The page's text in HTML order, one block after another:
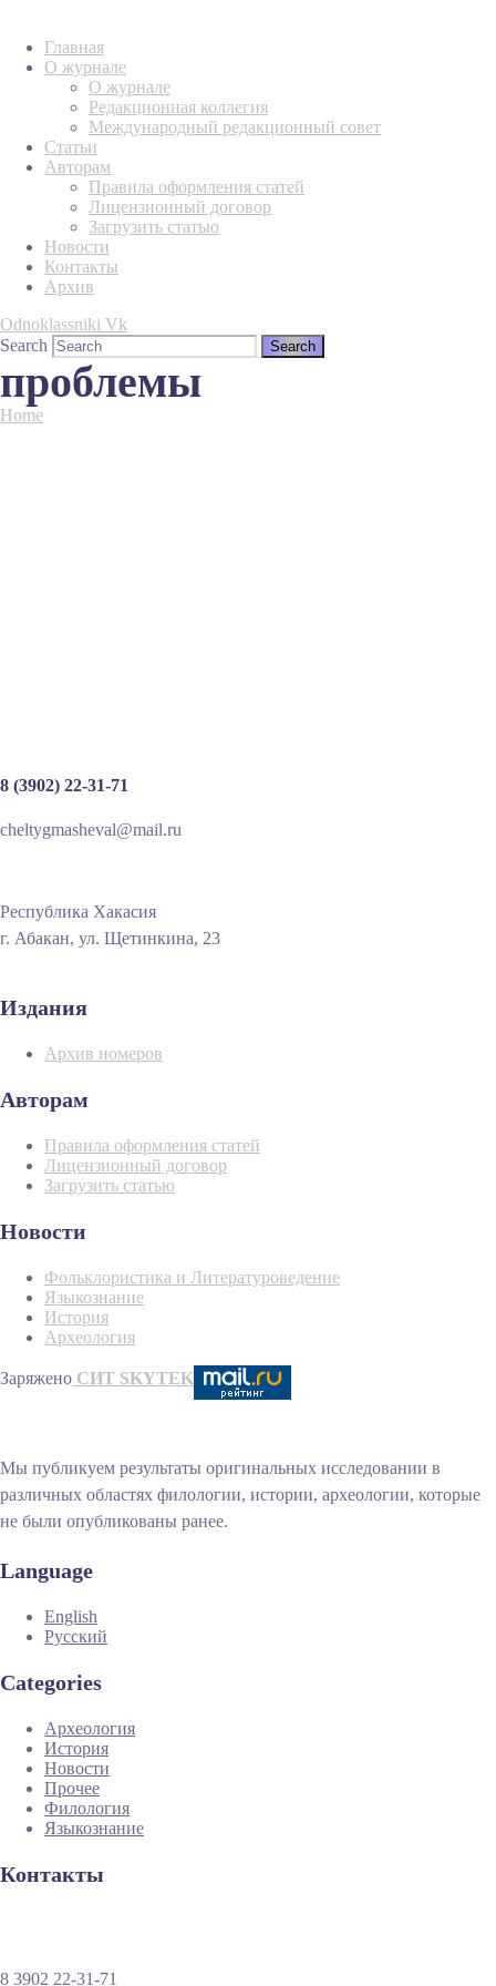
Главная
О журнале
О журнале
Редакционная коллегия
Международный редакционный совет
Статьи
Авторам
Правила оформления статей
Лицензионный договор
Загрузить статью
Новости
Контакты
Архив
Odnoklassniki Vk
Search
проблемы
Home
8 (3902) 22-31-71
cheltygmasheval@mail.ru
Республика Хакасия
г. Абакан, ул. Щетинкина, 23
Издания
Архив номеров
Авторам
Правила оформления статей
Лицензионный договор
Загрузить статью
Новости
Фольклористика и Литературоведение
Языкознание
История
Археология
Заряжено СИТ SKYTEK
Мы публикуем результаты оригинальных исследовании в
различных областях филологии, истории, археологии, которые
не были опубликованы ранее.
Language
English
Русский
Categories
Археология
История
Новости
Прочее
Филология
Языкознание
Контакты
8 3902 22-31-71